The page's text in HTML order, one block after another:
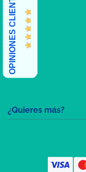
¿Quieres más?
OPINIONES CLIENTES